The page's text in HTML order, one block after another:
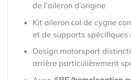
de l’aileron d’origine
Kit aileron col de cygne
et de supports spécifiques
Design motorsport
arrière particulièrement